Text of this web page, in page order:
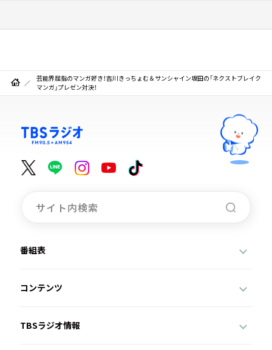
芸能界屈指のマンガ好き！吉川きっちょむ＆サンシャイン坂田の「ネクストブレイク
マンガ」プレゼン対決！
番組表
コンテンツ
TBSラジオ情報